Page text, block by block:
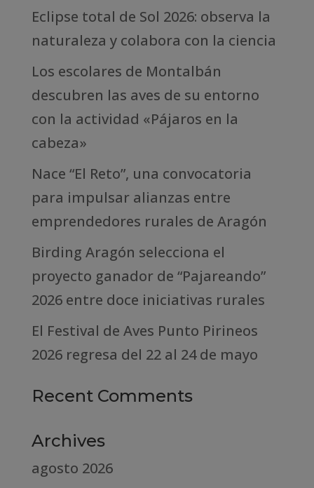
Eclipse total de Sol 2026: observa la
naturaleza y colabora con la ciencia
Los escolares de Montalbán
descubren las aves de su entorno
con la actividad «Pájaros en la
cabeza»
Nace “El Reto”, una convocatoria
para impulsar alianzas entre
emprendedores rurales de Aragón
Birding Aragón selecciona el
proyecto ganador de “Pajareando”
2026 entre doce iniciativas rurales
El Festival de Aves Punto Pirineos
2026 regresa del 22 al 24 de mayo
Recent Comments
Archives
agosto 2026